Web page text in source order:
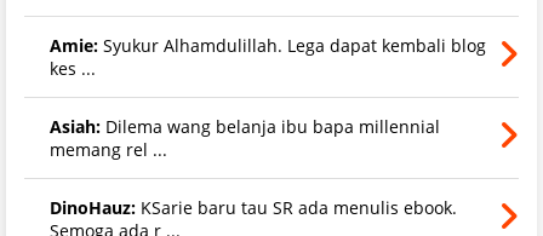
Amie: Syukur Alhamdulillah. Lega dapat kembali blog
kes ...
Asiah: Dilema wang belanja ibu bapa millennial
memang rel ...
DinoHauz: KSarie baru tau SR ada menulis ebook.
Semoga ada r ...